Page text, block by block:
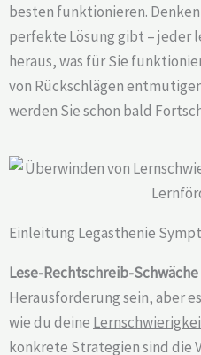
besten funktionieren. Denken
perfekte Lösung gibt – jeder
heraus, was für Sie
von Rückschlägen
werden Sie schon bald
Einleitung Legasthenie
Lese-Rechtschreib-
Herausforderung sein, aber
wie du deine
konkrete Strategien sind die